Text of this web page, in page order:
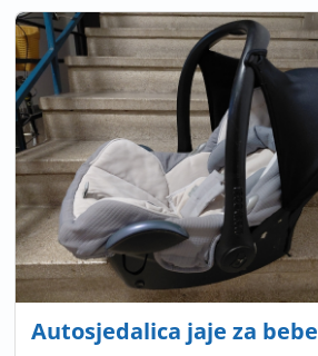
Autosjedalica jaje za bebe